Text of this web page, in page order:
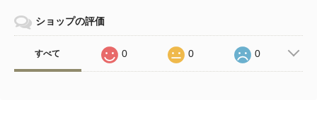
ショップの評価
すべて 0 0 0